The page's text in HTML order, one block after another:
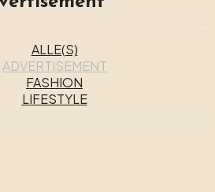
ALLE(S)
ADVERTISEMENT
FASHION
LIFESTYLE